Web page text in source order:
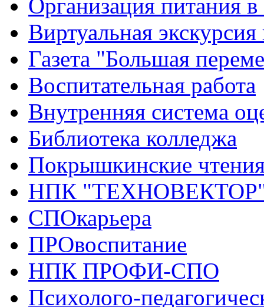
Организация питания в
Виртуальная
Газета "Большая
Воспитательная работа
Внутренняя система
Библиотека колледжа
Покрышкинские
НПК
СПОкарьера
ПРОвоспитание
НПК ПРОФИ-СПО
Психолого-